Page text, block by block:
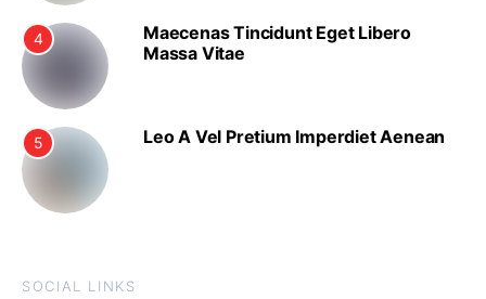
4
Maecenas Tincidunt Eget Libero
Massa Vitae
5 Leo A Vel Pretium Imperdiet Aenean
SOCIAL LINKS